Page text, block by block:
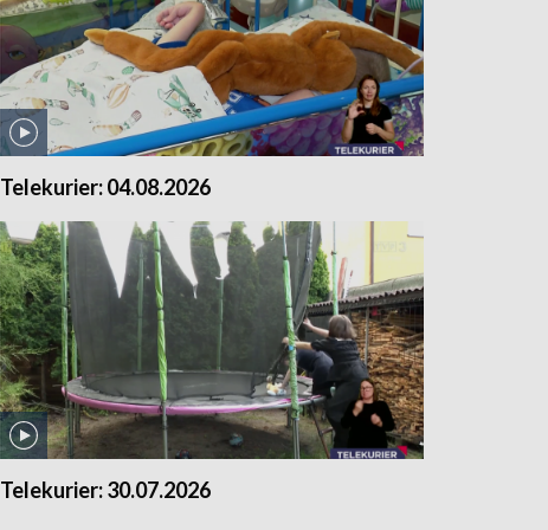
Telekurier: 04.08.2026
Telekurier: 30.07.2026